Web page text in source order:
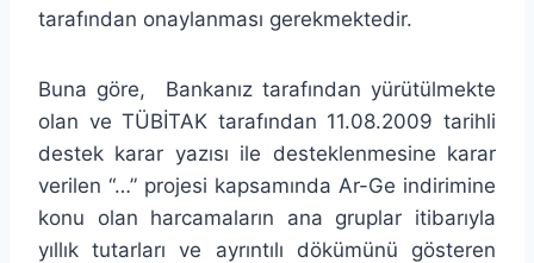
tarafından onaylanması gerekmektedir.
Buna göre, Bankanız tarafından yürütülmekte
olan ve TÜBİTAK tarafından 11.08.2009 tarihli
destek karar yazısı ile desteklenmesine karar
verilen “…” projesi kapsamında Ar-Ge indirimine
konu olan harcamaların ana gruplar itibarıyla
yıllık tutarları ve ayrıntılı dökümünü gösteren